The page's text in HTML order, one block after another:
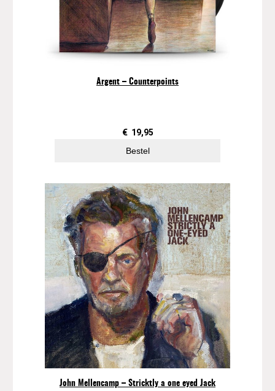
Argent ‎– Counterpoints
€ 19,95
Bestel
John Mellencamp – Stricktly a one eyed Jack